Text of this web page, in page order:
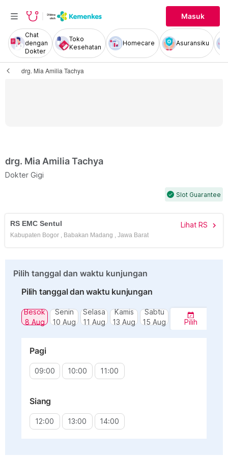
Masuk
Chat
dengan
Dokter
Toko
Kesehatan
Homecare Asuransiku
drg. Mia Amilia Tachya
drg. Mia Amilia Tachya
Dokter Gigi
check Slot Guarantee
RS EMC Sentul Lihat RS chevron_right
Kabupaten Bogor , Babakan Madang , Jawa Barat
Pilih tanggal dan waktu kunjungan
Pilih tanggal dan waktu kunjungan
Besok
8 Aug
Senin
10 Aug
Selasa
11 Aug
Kamis
13 Aug
Sabtu
15 Aug
Pilih
Pagi
09:00 10:00 11:00
Siang
12:00 13:00 14:00